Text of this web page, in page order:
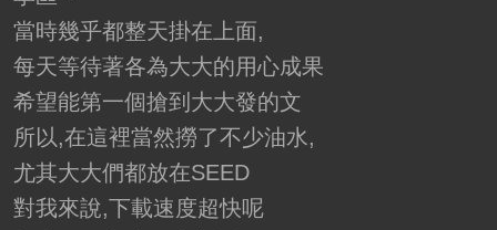
當時幾乎都整天掛在上面,
每天等待著各為大大的用心成果
希望能第一個搶到大大發的文
所以,在這裡當然撈了不少油水,
尤其大大們都放在SEED
對我來說,下載速度超快呢